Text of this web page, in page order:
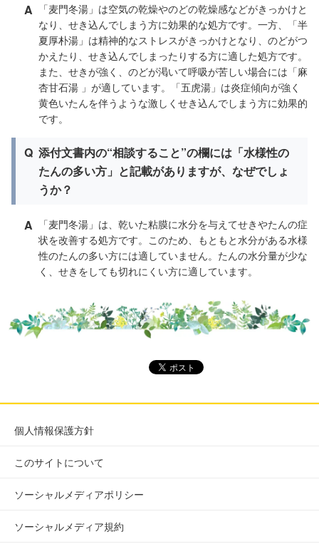
A
「麦門冬湯」は空気の乾燥やのどの乾燥感などがきっかけと
なり、せき込んでしまう方に効果的な処方です。一方、「半
夏厚朴湯」は精神的なストレスがきっかけとなり、のどがつ
かえたり、せき込んでしまったりする方に適した処方です。
また、せきが強く、のどが渇いて呼吸が苦しい場合には「麻
杏甘石湯 」が適しています。「五虎湯」は炎症傾向が強く
黄色いたんを伴うような激しくせき込んでしまう方に効果的
です。
Q 添付文書内の“相談すること”の欄には「水様性の
たんの多い方」と記載がありますが、なぜでしょ
うか？
A
「麦門冬湯」は、乾いた粘膜に水分を与えてせきやたんの症
状を改善する処方です。このため、もともと水分がある水様
性のたんの多い方には適していません。たんの水分量が少な
く、せきをしても切れにくい方に適しています。
個人情報保護方針
このサイトについて
ソーシャルメディアポリシー
ソーシャルメディア規約